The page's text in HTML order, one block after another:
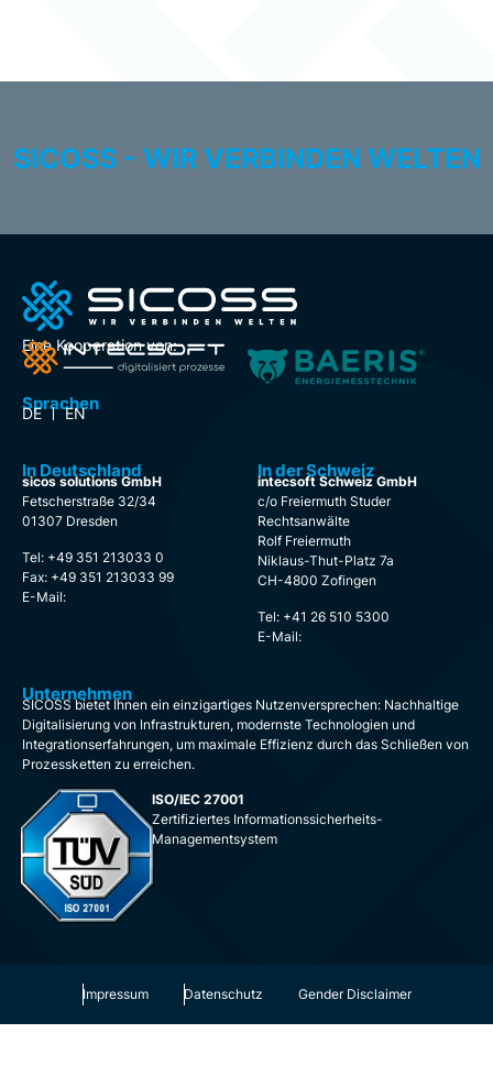
SICOSS - WIR VERBINDEN WELTEN
Eine Kooperation von:
Sprachen
DE EN
In Deutschland
sicos solutions GmbH
Fetscherstraße 32/34
01307 Dresden
Tel: +49 351 213033 0
Fax: +49 351 213033 99
E-Mail:
In der Schweiz
intecsoft Schweiz GmbH
c/o Freiermuth Studer
Rechtsanwälte
Rolf Freiermuth
Niklaus-Thut-Platz 7a
CH-4800 Zofingen
Tel: +41 26 510 5300
E-Mail:
Unternehmen
SICOSS bietet Ihnen ein einzigartiges Nutzenversprechen: Nachhaltige
Digitalisierung von Infrastrukturen, modernste Technologien und
Integrationserfahrungen, um maximale Effizienz durch das Schließen von
Prozessketten zu erreichen.
ISO/IEC 27001
Zertifiziertes Informationssicherheits-
Managementsystem
Impressum Datenschutz Gender Disclaimer